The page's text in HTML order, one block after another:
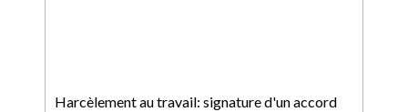
Harcèlement au travail: signature d'un accord